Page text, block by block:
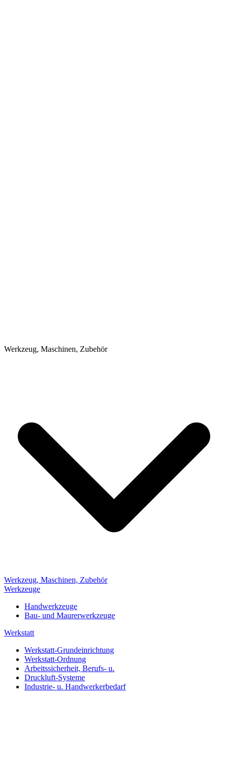
Werkzeug, Maschinen, Zubehör
Werkzeug, Maschinen, Zubehör
Werkzeuge
Handwerkzeuge
Bau- und Maurerwerkzeuge
Werkstatt
Werkstatt-Grundeinrichtung
Werkstatt-Ordnung
Arbeitssicherheit, Berufs- u.
Druckluft-Systeme
Industrie- u. Handwerkerbedarf